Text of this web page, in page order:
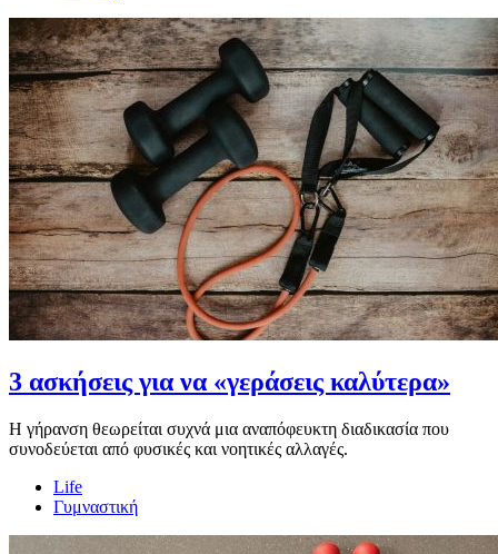
3 ασκήσεις για να «γεράσεις καλύτερα»
Η γήρανση θεωρείται συχνά μια αναπόφευκτη διαδικασία που
συνοδεύεται από φυσικές και νοητικές αλλαγές.
Life
Γυμναστική